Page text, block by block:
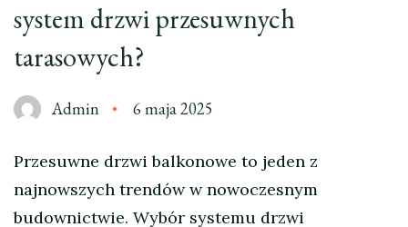
system drzwi przesuwnych
tarasowych?
Admin 6 maja 2025
Przesuwne drzwi balkonowe to jeden z
najnowszych trendów w nowoczesnym
budownictwie. Wybór systemu drzwi